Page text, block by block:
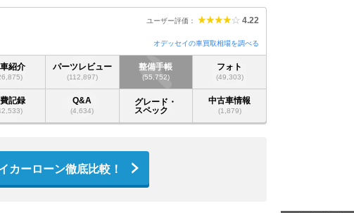
ユーザー評価： 4.22
オデッセイの車買取相場を調べる
紹介 パーツレビュー
(112,897)
整備手帳
(55,752)
フォト
(49,303)
記録 Q&A
(4,634)
グレード・
スペック
中古車情報
(1,879)
カーローン徹底比較！